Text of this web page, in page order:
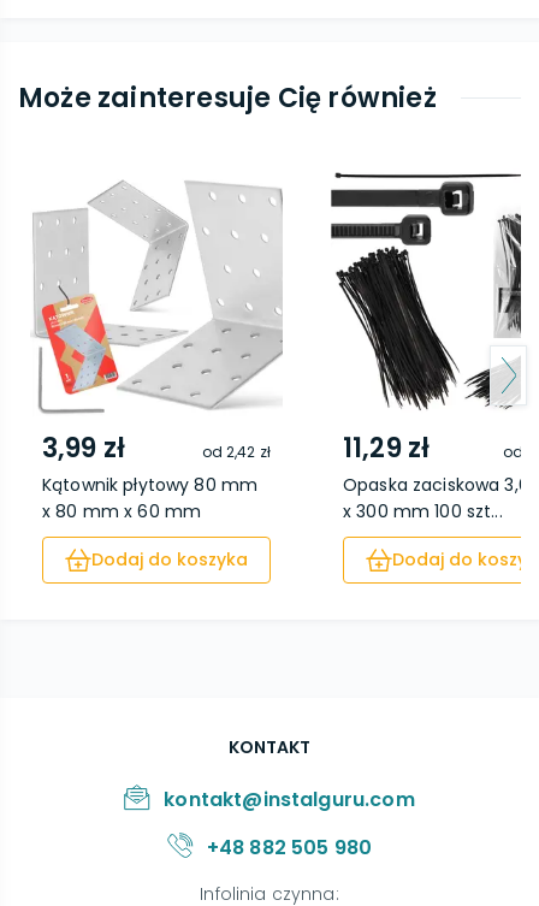
Może zainteresuje Cię również
3,99 zł od2,42 zł
Kątownik płytowy 80 mm
x 80 mm x 60 mm
Dodaj do koszyka
11,29 zł od
Opaska zaciskowa 3,6
x 300 mm 100 szt...
Dodaj do
KONTAKT
kontakt@instalguru.com
+48 882 505 980
Infolinia czynna: